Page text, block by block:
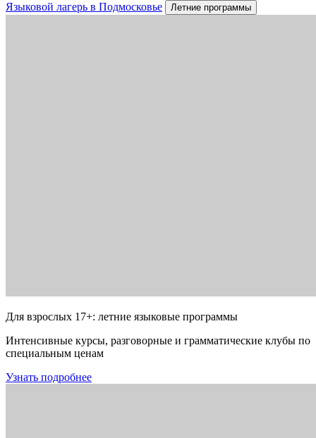
Языковой лагерь в Подмосковье
Летние программы
Для взрослых 17+: летние языковые программы
Интенсивные курсы, разговорные и грамматические клубы по
специальным ценам
Узнать подробнее